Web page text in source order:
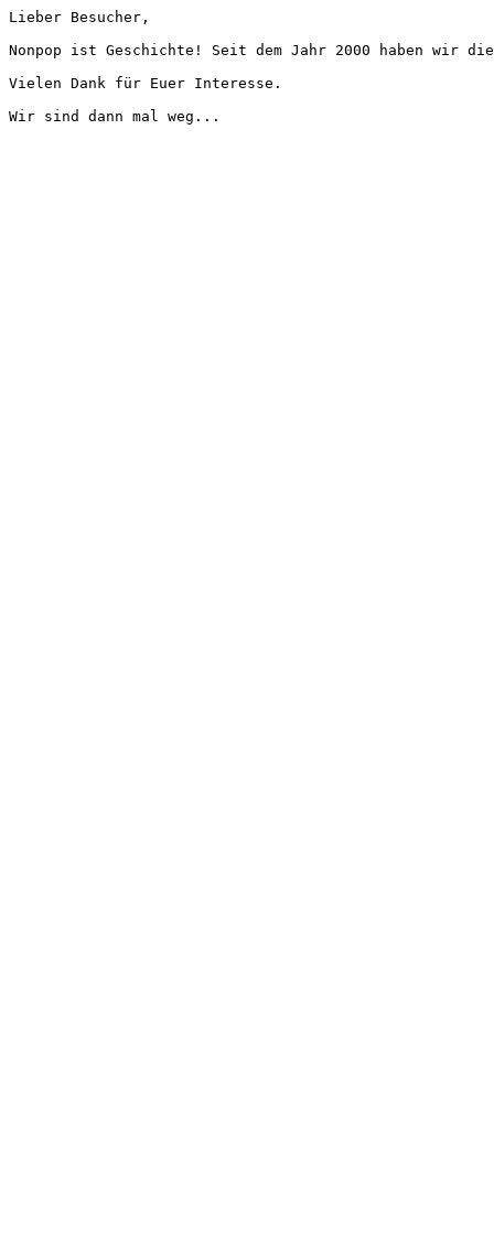
Lieber Besucher,
Nonpop ist Geschichte! Seit dem Jahr 2000 haben wir
Vielen Dank für Euer Interesse.
Wir sind dann mal weg...